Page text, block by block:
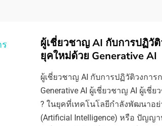
ผู้เชี่ยวชาญ AI กับการปฏิวั
ยุคใหม่ด้วย Generative AI
ผู้เชี่ยวชาญ AI กับการปฏิวัติวงการ
Generative AI ผู้เชี่ยวชาญ AI ผู้เชี่
? ในยุคที่เทคโนโลยีกำลังพัฒนาอย่
(Artificial Intelligence) หรือ ปัญญ